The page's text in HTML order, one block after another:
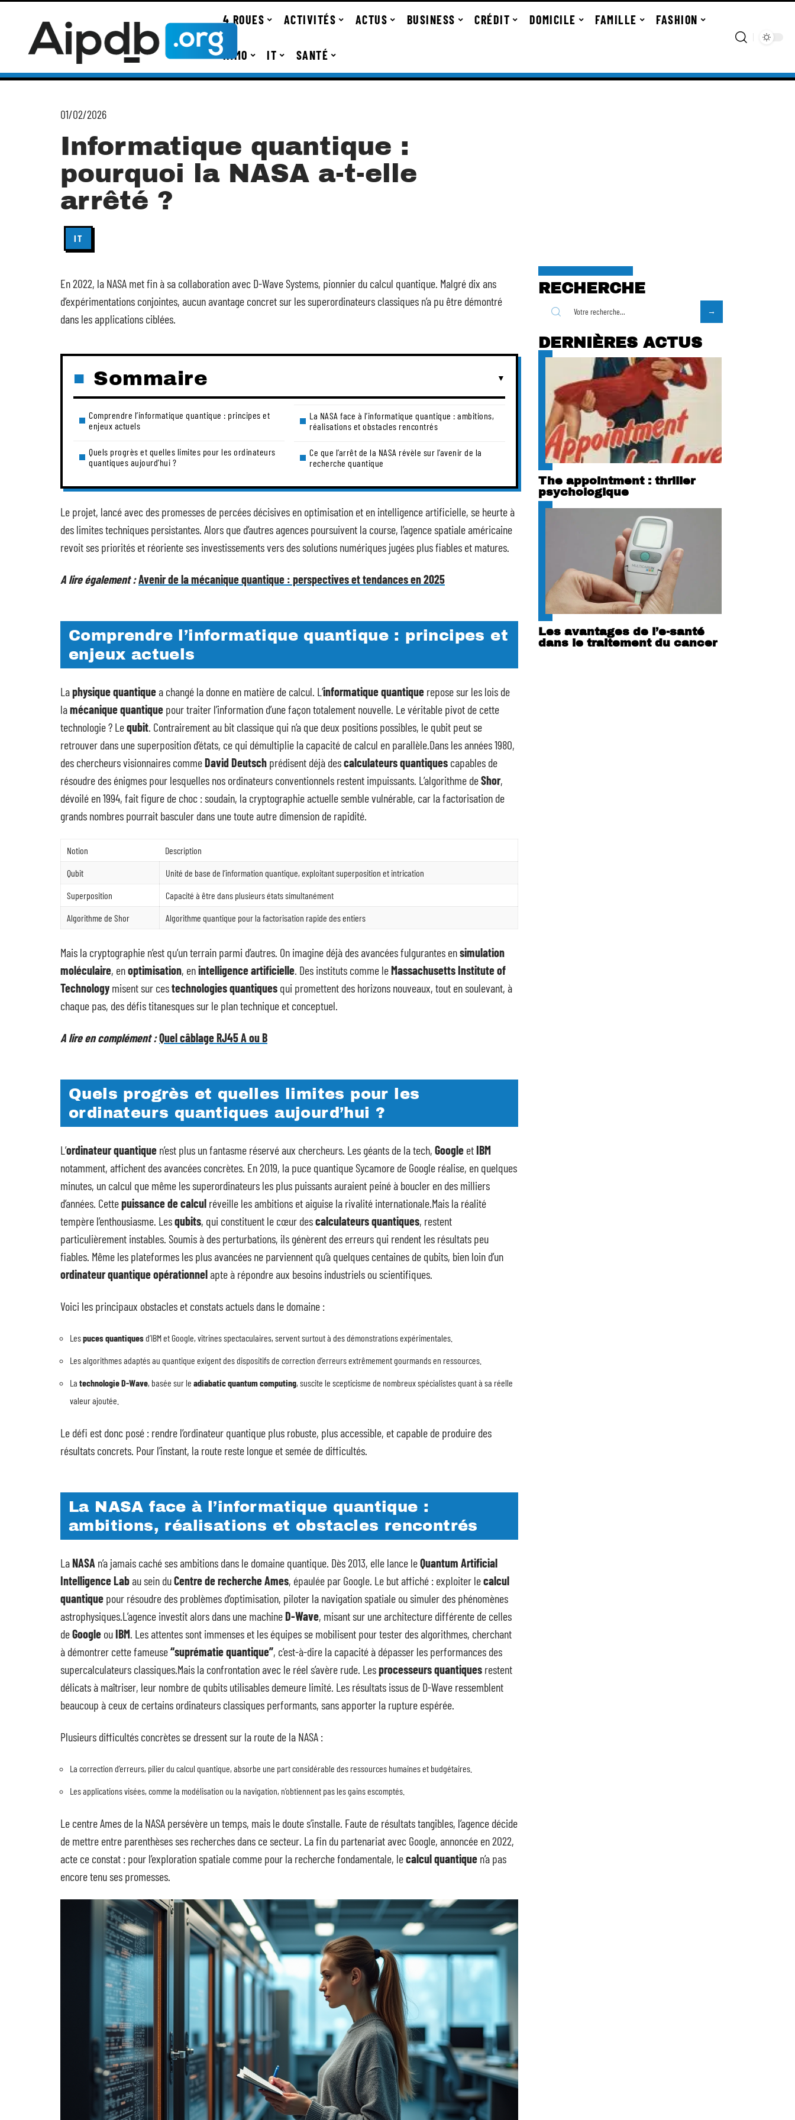
4 ROUES ACTIVITÉS ACTUS BUSINESS CRÉDIT DOMICILE FAMILLE FASHION
IMMO IT SANTÉ
01/02/2026
Informatique quantique :
pourquoi la NASA a-t-elle
arrêté ?
IT
En 2022, la NASA met fin à sa collaboration avec D-Wave Systems, pionnier du calcul quantique. Malgré dix ans
d’expérimentations conjointes, aucun avantage concret sur les superordinateurs classiques n’a pu être démontré
dans les applications ciblées.
Sommaire
Comprendre l’informatique quantique : principes et
enjeux actuels
Quels progrès et quelles limites pour les ordinateurs
quantiques aujourd’hui ?
La NASA face à l’informatique quantique : ambitions,
réalisations et obstacles rencontrés
Ce que l’arrêt de la NASA révèle sur l’avenir de la
recherche quantique
Le projet, lancé avec des promesses de percées décisives en optimisation et en intelligence artificielle, se heurte à
des limites techniques persistantes. Alors que d’autres agences poursuivent la course, l’agence spatiale américaine
revoit ses priorités et réoriente ses investissements vers des solutions numériques jugées plus fiables et matures.
A lire également :Avenir de la mécanique quantique : perspectives et tendances en 2025
Comprendre l’informatique quantique : principes et
enjeux actuels
Laphysique quantiquea changé la donne en matière de calcul. L’informatique quantique repose sur les lois de
lamécanique quantique pour traiter l’information d’une façon totalement nouvelle. Le véritable pivot de cette
technologie ? Lequbit. Contrairement au bit classique qui n’a que deux positions possibles, le qubit peut se
retrouver dans une superposition d’états, ce qui démultiplie la capacité de calcul en parallèle.Dans les années 1980,
des chercheurs visionnaires commeDavid Deutsch prédisent déjà descalculateurs quantiques capables de
résoudre des énigmes pour lesquelles nos ordinateurs conventionnels restent impuissants. L’algorithme deShor,
dévoilé en 1994, fait figure de choc : soudain, la cryptographie actuelle semble vulnérable, car la factorisation de
grands nombres pourrait basculer dans une toute autre dimension de rapidité.
Notion
Description
Qubit
Unité de base de l’information quantique, exploitant superposition et intrication
Superposition
Capacité à être dans plusieurs états simultanément
Algorithme de Shor
Algorithme quantique pour la factorisation rapide des entiers
Mais la cryptographie n’est qu’un terrain parmi d’autres. On imagine déjà des avancées fulgurantes ensimulation
moléculaire, enoptimisation, enintelligence artificielle. Des instituts comme leMassachusetts Institute of
Technologymisent sur cestechnologies quantiques qui promettent des horizons nouveaux, tout en soulevant, à
chaque pas, des défis titanesques sur le plan technique et conceptuel.
A lire en complément :Quel câblage RJ45 A ou B
Quels progrès et quelles limites pour les
ordinateurs quantiques aujourd’hui ?
L’ordinateur quantique n’est plus un fantasme réservé aux chercheurs. Les géants de la tech, Google etIBM
notamment, affichent des avancées concrètes. En 2019, la puce quantique Sycamore de Google réalise, en quelques
minutes, un calcul que même les superordinateurs les plus puissants auraient peiné à boucler en des milliers
d’années. Cettepuissance de calcul réveille les ambitions et aiguise la rivalité internationale.Mais la réalité
tempère l’enthousiasme. Lesqubits, qui constituent le cœur descalculateurs quantiques, restent
particulièrement instables. Soumis à des perturbations, ils génèrent des erreurs qui rendent les résultats peu
fiables. Même les plateformes les plus avancées ne parviennent qu’à quelques centaines de qubits, bien loin d’un
ordinateur quantique opérationnelapte à répondre aux besoins industriels ou scientifiques.
Voici les principaux obstacles et constats actuels dans le domaine :
Lespuces quantiquesd’IBM et Google, vitrines spectaculaires, servent surtout à des démonstrations expérimentales.
Les algorithmes adaptés au quantique exigent des dispositifs de correction d’erreurs extrêmement gourmands en ressources.
La technologie D-Wave, basée sur le adiabatic quantum computing, suscite le scepticisme de nombreux spécialistes quant à sa réelle
valeur ajoutée.
Le défi est donc posé : rendre l’ordinateur quantique plus robuste, plus accessible, et capable de produire des
résultats concrets. Pour l’instant, la route reste longue et semée de difficultés.
La NASA face à l’informatique quantique :
ambitions, réalisations et obstacles rencontrés
LaNASA n’a jamais caché ses ambitions dans le domaine quantique. Dès 2013, elle lance leQuantum Artificial
Intelligence Labau sein duCentre de recherche Ames, épaulée par Google. Le but affiché : exploiter lecalcul
quantique pour résoudre des problèmes d’optimisation, piloter la navigation spatiale ou simuler des phénomènes
astrophysiques.L’agence investit alors dans une machineD-Wave, misant sur une architecture différente de celles
deGoogle ouIBM. Les attentes sont immenses et les équipes se mobilisent pour tester des algorithmes, cherchant
à démontrer cette fameuse“suprématie quantique”, c’est-à-dire la capacité à dépasser les performances des
supercalculateurs classiques.Mais la confrontation avec le réel s’avère rude. Lesprocesseurs quantiques restent
délicats à maîtriser, leur nombre de qubits utilisables demeure limité. Les résultats issus de D-Wave ressemblent
beaucoup à ceux de certains ordinateurs classiques performants, sans apporter la rupture espérée.
Plusieurs difficultés concrètes se dressent sur la route de la NASA :
La correction d’erreurs, pilier du calcul quantique, absorbe une part considérable des ressources humaines et budgétaires.
Les applications visées, comme la modélisation ou la navigation, n’obtiennent pas les gains escomptés.
Le centre Ames de la NASA persévère un temps, mais le doute s’installe. Faute de résultats tangibles, l’agence décide
de mettre entre parenthèses ses recherches dans ce secteur. La fin du partenariat avec Google, annoncée en 2022,
acte ce constat : pour l’exploration spatiale comme pour la recherche fondamentale, lecalcul quantique n’a pas
encore tenu ses promesses.
RECHERCHE
DERNIÈRES ACTUS
The appointment : thriller
psychologique
Les avantages de l’e-santé
dans le traitement du cancer